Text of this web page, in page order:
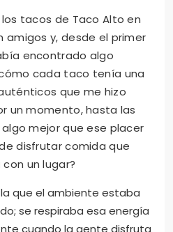
personal en
tacos de Taco Alto en
y, desde el primer
encontrado algo
cada taco tenía una
que me hizo